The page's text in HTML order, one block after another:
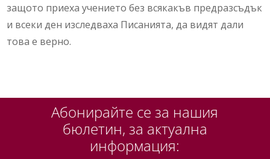
защото приеха учението без всякакъв предразсъдък
и всеки ден изследваха Писанията, да видят дали
това е верно.
Абонирайте се за нашия
бюлетин, за актуална
информация: